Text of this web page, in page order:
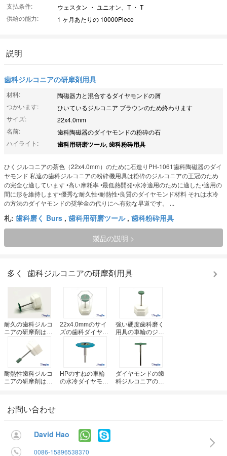
支払条件:
ウェスタン ・ ユニオン、T ・ T
供給の能力:
1 ヶ月あたりの 10000Piece
説明
歯科ジルコニアの研摩剤用具
材料:
陶磁器力と混合するダイヤモンドの屑
つかいます:
ひいているジルコニア ブラウンのため終わります
サイズ:
22x4.0mm
名前:
歯科陶磁器のダイヤモンドの粉砕の石
ハイライト:
歯科用研磨ツール, 歯科粉砕用具
ひくジルコニアの茶色（22x4.0mm）のために石造りPH-1061歯科陶磁器のダイ
ヤモンド 私達の歯科ジルコニアの粉砕機用具は粉砕のジルコニアの王冠のため
の完全な適しています •高い摩耗率 •最低熱開発•水冷適用のために適した•適用の
間に形を維持します•優秀な耐久性•耐熱性•良質のダイヤモンド材料 それは水冷
の方法のダイヤモンドの奨学金の代りにへ有効な早道です。 ...
札: 歯科磨く Burs , 歯科用研磨ツール, 歯科粉砕用具
製品の説明 >
多く 歯科ジルコニアの研摩剤用具
耐久の歯科ジルコ
ニアの研摩剤は陶
ドの研摩剤のジル
コニアの粉砕
機/Bursに用具を使
います
22x4.0mmのサイ
ズの歯科ダイヤモ
ひく陶磁器のダイ
ヤモンドのジルコ
強い硬度歯科磨く
用具の車輪のジル
ンドBurのセリウ
ムISOの承認
耐熱性歯科ジルコ
ニアの研摩剤は回
HPのすねの車輪
の水冷ダイヤモン
ダイヤモンドの歯
科ジルコニアの研
お問い合わせ
David Hao
0086-15896538370